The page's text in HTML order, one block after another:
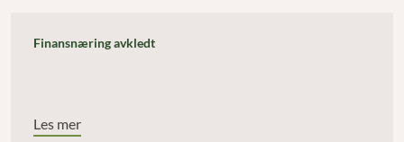
Finansnæring avkledt
Les mer